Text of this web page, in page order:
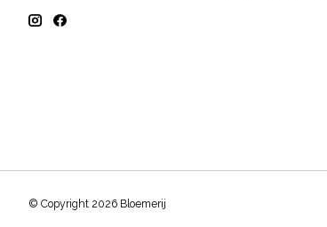
© Copyright 2026 Bloemerij